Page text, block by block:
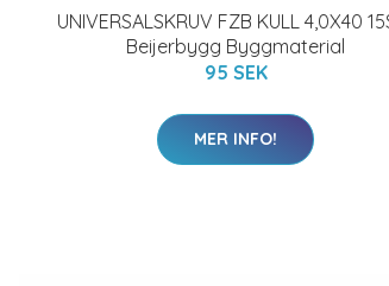
UNIVERSALSKRUV FZB KULL 4,0X40
Beijerbygg Byggmaterial
95 SEK
MER INFO!